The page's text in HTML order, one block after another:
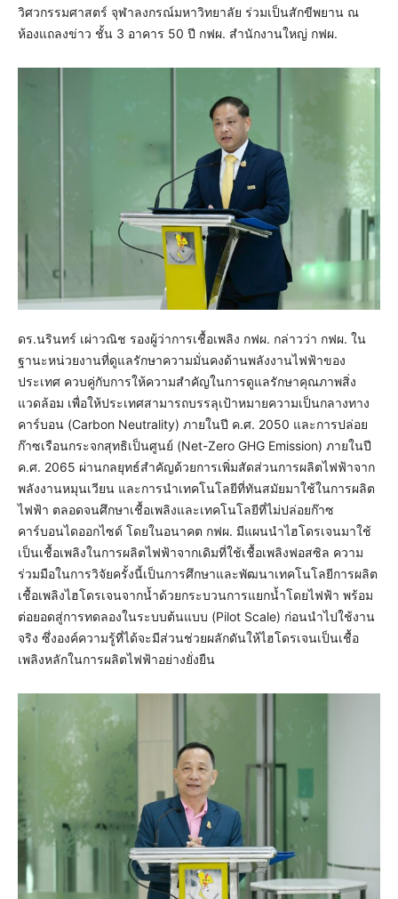
วิศวกรรมศาสตร์ จุฬาลงกรณ์มหาวิทยาลัย ร่วมเป็นสักขีพยาน ณ
ห้องแถลงข่าว ชั้น 3 อาคาร 50 ปี กฟผ. สำนักงานใหญ่ กฟผ.
ดร.นรินทร์ เผ่าวณิช รองผู้ว่าการเชื้อเพลิง กฟผ. กล่าวว่า กฟผ. ใน
ฐานะหน่วยงานที่ดูแลรักษาความมั่นคงด้านพลังงานไฟฟ้าของ
ประเทศ ควบคู่กับการให้ความสำคัญในการดูแลรักษาคุณภาพสิ่ง
แวดล้อม เพื่อให้ประเทศสามารถบรรลุเป้าหมายความเป็นกลางทาง
คาร์บอน (Carbon Neutrality) ภายในปี ค.ศ. 2050 และการปล่อย
ก๊าซเรือนกระจกสุทธิเป็นศูนย์ (Net-Zero GHG Emission) ภายในปี
ค.ศ. 2065 ผ่านกลยุทธ์สำคัญด้วยการเพิ่มสัดส่วนการผลิตไฟฟ้าจาก
พลังงานหมุนเวียน และการนำเทคโนโลยีที่ทันสมัยมาใช้ในการผลิต
ไฟฟ้า ตลอดจนศึกษาเชื้อเพลิงและเทคโนโลยีที่ไม่ปล่อยก๊าซ
คาร์บอนไดออกไซด์ โดยในอนาคต กฟผ. มีแผนนำไฮโดรเจนมาใช้
เป็นเชื้อเพลิงในการผลิตไฟฟ้าจากเดิมที่ใช้เชื้อเพลิงฟอสซิล ความ
ร่วมมือในการวิจัยครั้งนี้เป็นการศึกษาและพัฒนาเทคโนโลยีการผลิต
เชื้อเพลิงไฮโดรเจนจากน้ำด้วยกระบวนการแยกน้ำโดยไฟฟ้า พร้อม
ต่อยอดสู่การทดลองในระบบต้นแบบ (Pilot Scale) ก่อนนำไปใช้งาน
จริง ซึ่งองค์ความรู้ที่ได้จะมีส่วนช่วยผลักดันให้ไฮโดรเจนเป็นเชื้อ
เพลิงหลักในการผลิตไฟฟ้าอย่างยั่งยืน